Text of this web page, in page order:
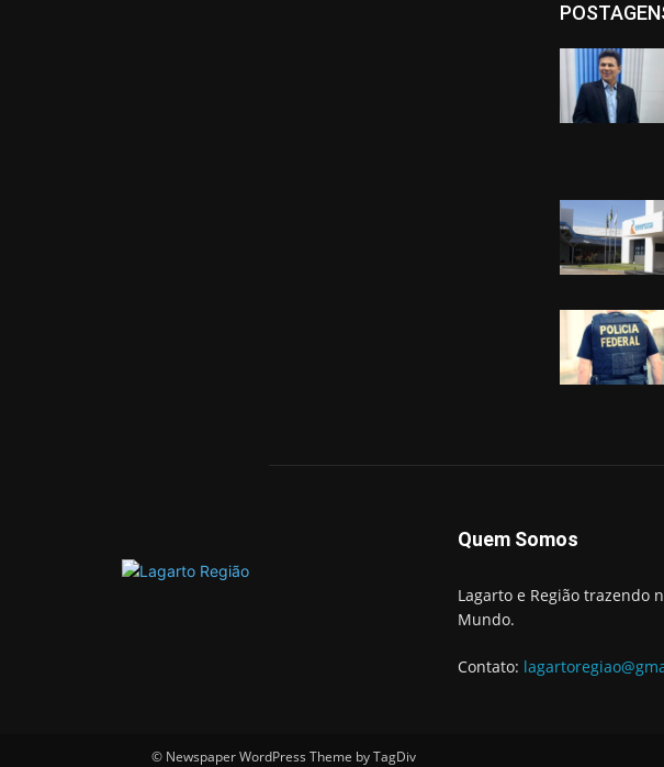
Quem Somos
Lagarto e Região trazendo
Mundo.
Contato:
© Newspaper WordPress Theme by TagDiv